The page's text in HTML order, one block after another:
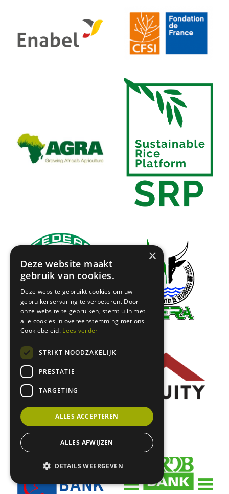
×
Deze website maakt
gebruik van cookies.
Deze website gebruikt cookies om uw
gebruikerservaring te verbeteren. Door
onze website te gebruiken, stemt u in met
alle cookies in overeenstemming met ons
Cookiebeleid. Lees verder
STRIKT NOODZAKELIJK
PRESTATIE
TARGETING
ALLES ACCEPTEREN
ALLES AFWIJZEN
DETAILS WEERGEVEN